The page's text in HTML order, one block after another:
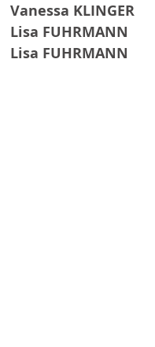
Vanessa KLINGER
Lisa FUHRMANN
Lisa FUHRMANN